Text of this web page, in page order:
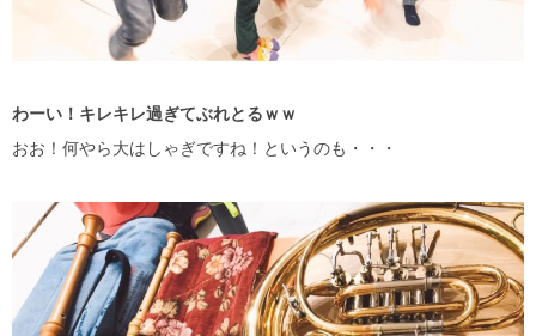
わーい！キレキレ過ぎてぶれとるｗｗ
おお！何やら大はしゃぎですね！というのも・・・